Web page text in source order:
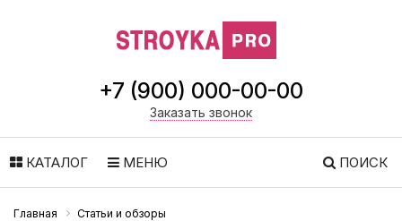
+7 (900) 000-00-00
Заказать звонок
КАТАЛОГ МЕНЮ ПОИСК
Главная
Статьи и обзоры